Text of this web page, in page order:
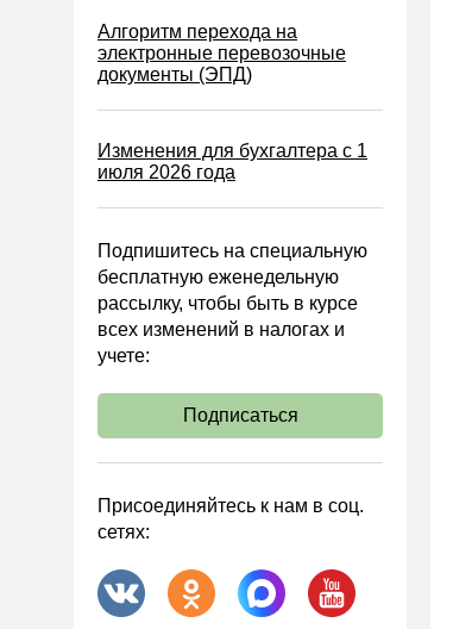
Онлайн-кассы ККТ ККМ
Управленческий учет
Анализ хозяйственной
Охрана труда и аттестация
Охрана труда
Налоговое планирование
Финансовый контроль
Договоры
ООО
АО
Госзакупки
Алгоритм перехода на
электронные перевозочные
документы (ЭПД)
Изменения для бухгалтера с 1
июля 2026 года
Подпишитесь на специальную
бесплатную еженедельную
рассылку, чтобы быть в курсе
всех изменений в налогах и
учете:
Подписаться
Присоединяйтесь к нам в соц.
сетях: